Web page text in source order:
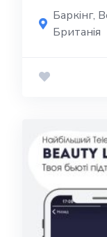
Баркінг,
Британія